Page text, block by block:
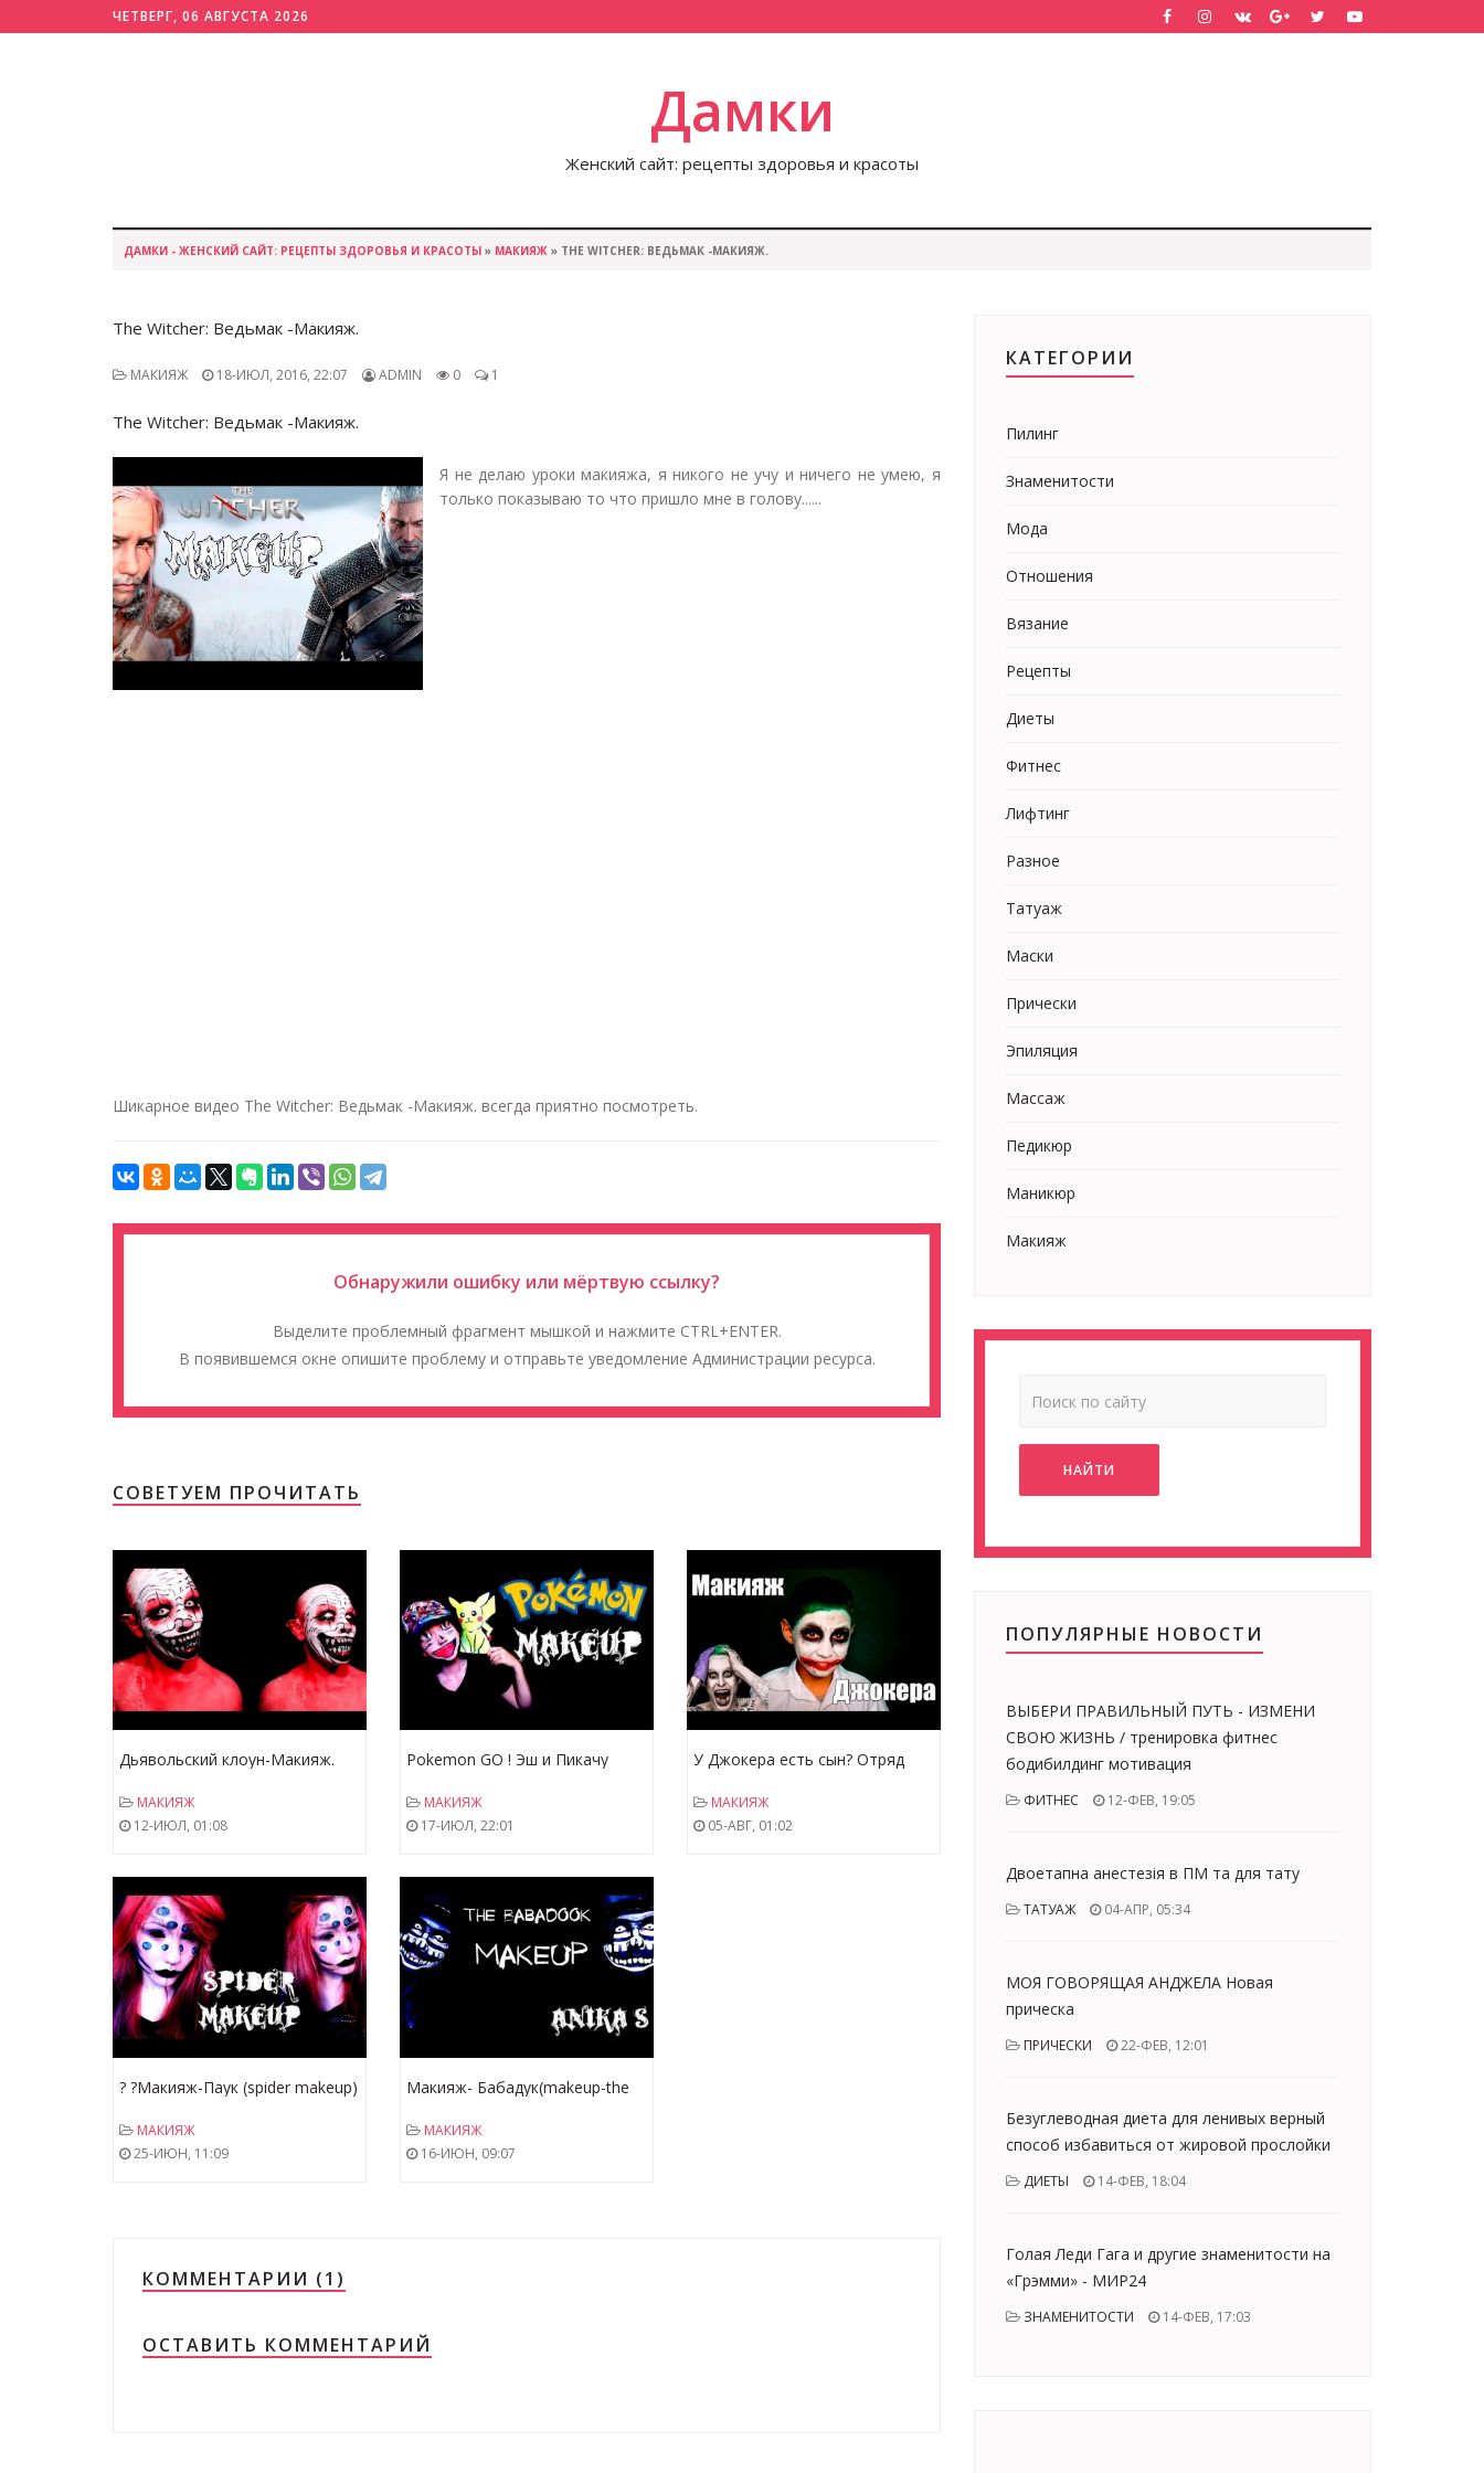
ЧЕТВЕРГ, 06 АВГУСТА 2026
Дамки
Женский сайт: рецепты здоровья и красоты
ДАМКИ - ЖЕНСКИЙ САЙТ: РЕЦЕПТЫ ЗДОРОВЬЯ И КРАСОТЫ » МАКИЯЖ » THE WITCHER: ВЕДЬМАК -МАКИЯЖ.
The Witcher: Ведьмак -Макияж.
МАКИЯЖ 18-ИЮЛ, 2016, 22:07 ADMIN 0 1
The Witcher: Ведьмак -Макияж.
Я не делаю уроки макияжа, я никого не учу и ничего не умею, я
только показываю то что пришло мне в голову......
Шикарное видео The Witcher: Ведьмак -Макияж. всегда приятно посмотреть.
Обнаружили ошибку или мёртвую ссылку?
Выделите проблемный фрагмент мышкой и нажмите CTRL+ENTER.
В появившемся окне опишите проблему и отправьте уведомление Администрации ресурса.
СОВЕТУЕМ ПРОЧИТАТЬ
Дьявольский клоун-Макияж.
МАКИЯЖ
12-ИЮЛ, 01:08
Pokemon GO ! Эш и Пикачу
МАКИЯЖ
17-ИЮЛ, 22:01
У Джокера есть сын? Отряд
брату. Макияж-Джокер.
МАКИЯЖ
05-АВГ, 01:02
? ?Макияж-Паук (spider makeup)
МАКИЯЖ
25-ИЮН, 11:09
Макияж- Бабадук(makeup-the
МАКИЯЖ
16-ИЮН, 09:07
КОММЕНТАРИИ (1)
ОСТАВИТЬ КОММЕНТАРИЙ
КАТЕГОРИИ
Пилинг
Знаменитости
Мода
Отношения
Вязание
Рецепты
Диеты
Фитнес
Лифтинг
Разное
Татуаж
Маски
Прически
Эпиляция
Массаж
Педикюр
Маникюр
Макияж
НАЙТИ
ПОПУЛЯРНЫЕ НОВОСТИ
ВЫБЕРИ ПРАВИЛЬНЫЙ ПУТЬ - ИЗМЕНИ
СВОЮ ЖИЗНЬ / тренировка фитнес
бодибилдинг мотивация
ФИТНЕС 12-ФЕВ, 19:05
Двоетапна анестезія в ПМ та для тату
ТАТУАЖ 04-АПР, 05:34
МОЯ ГОВОРЯЩАЯ АНДЖЕЛА Новая
прическа
ПРИЧЕСКИ 22-ФЕВ, 12:01
Безуглеводная диета для ленивых верный
способ избавиться от жировой прослойки
ДИЕТЫ 14-ФЕВ, 18:04
Голая Леди Гага и другие знаменитости на
«Грэмми» - МИР24
ЗНАМЕНИТОСТИ 14-ФЕВ, 17:03